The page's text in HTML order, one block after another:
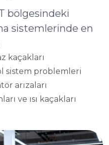
bölgesindeki
sistemlerinde en
kaçakları
sistem problemleri
arızaları
ve ısı kaçakları